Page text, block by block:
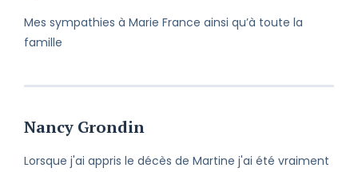
Mes sympathies à Marie France ainsi qu’à toute la
famille
Nancy Grondin
Lorsque j'ai appris le décès de Martine j'ai été vraiment